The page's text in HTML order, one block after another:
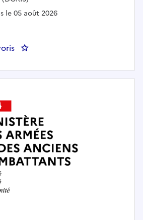
le 05 août 2026
: Chargé de mission « Politique